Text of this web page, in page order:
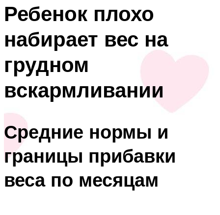
Ребенок плохо
набирает вес на
грудном
вскармливании
Средние нормы и
границы прибавки
веса по месяцам